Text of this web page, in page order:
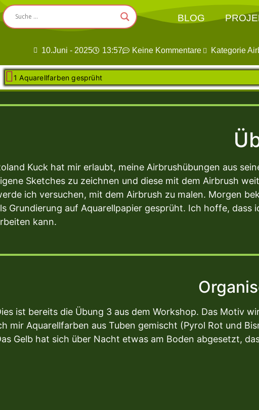
BLOG
10.Juni - 2025 13:57 Keine Kommentare Kategorie
1 Aquarellfarben gesprüht
Kuck hat mir erlaubt, meine Airbrushübungen aus
Sketches zu zeichnen und diese mit dem Airbrush
ich versuchen, mit dem Airbrush zu malen. Morgen
Grundierung auf Aquarellpapier gesprüht. Ich hoffe,
kann.
ist bereits die Übung 3 aus dem Workshop. Das Motiv
mir Aquarellfarben aus Tuben gemischt (Pyrol Rot und
Gelb hat sich über Nacht etwas am Boden abgesetzt,